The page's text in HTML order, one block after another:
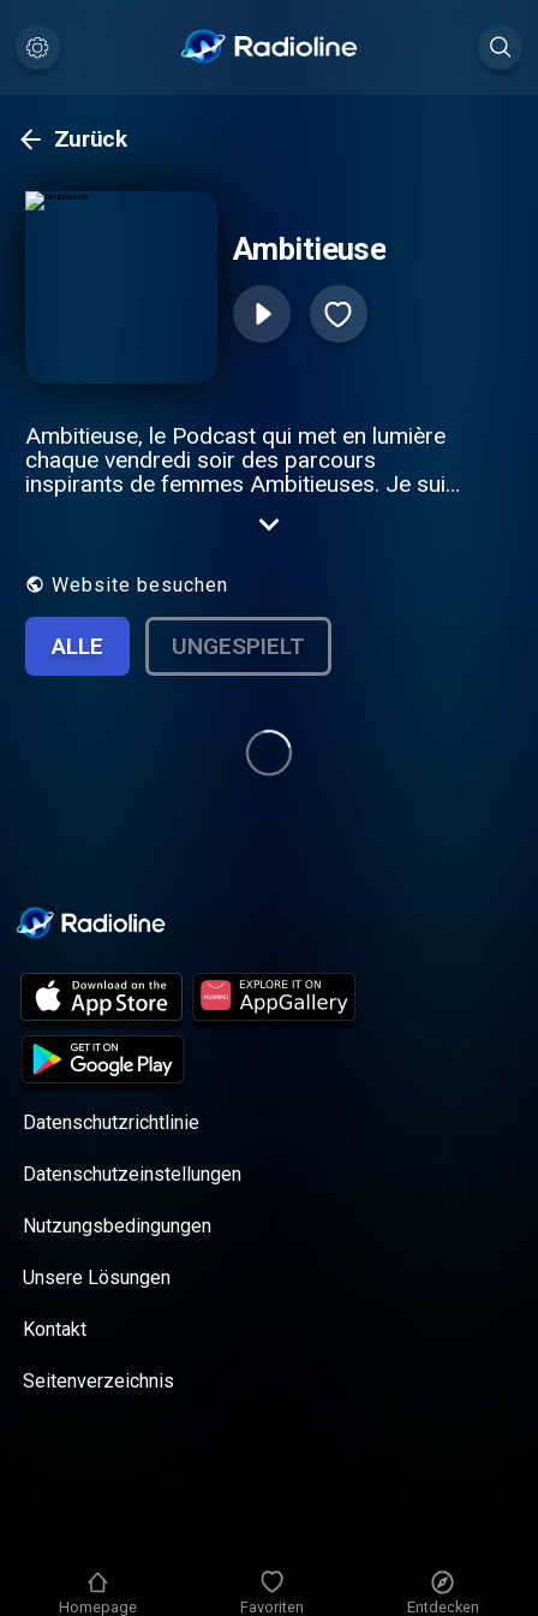
Homepage Favoriten Entdecken
Zurück
Ambitieuse
Ambitieuse, le Podcast qui met en lumière
chaque vendredi soir des parcours
inspirants de femmes Ambitieuses. Je suis
sur différentes plateformes depuis
réseaux sociaux sous le nom d'Elyrose. J’ai
femmes exceptionnelles et j’ai crée ce
podcast dans le but de partager ces
histoires qui méritent d’être connues. Les
sont riches et plein de rebondissements.
J'espère qu'ils vous inspireront.
Website besuchen
ALLE UNGESPIELT
Datenschutzrichtlinie
Datenschutzeinstellungen
Nutzungsbedingungen
Unsere Lösungen
Kontakt
Seitenverzeichnis